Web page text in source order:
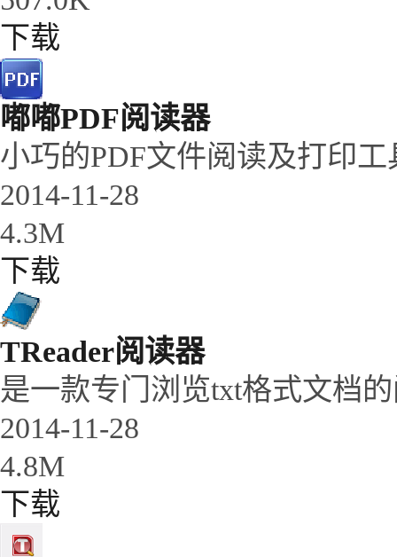
下载
嘟嘟PDF阅读器
小巧的PDF文件阅读及打印工
2014-11-28
4.3M
下载
TReader阅读器
是一款专门浏览txt格式文档
2014-11-28
4.8M
下载